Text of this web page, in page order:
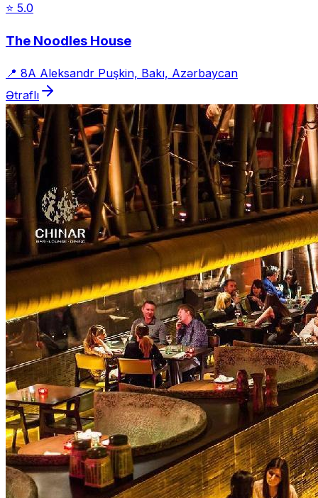
⭐ 5.0
The Noodles House
📍 8A Aleksandr Puşkin, Bakı, Azərbaycan
Ətraflı